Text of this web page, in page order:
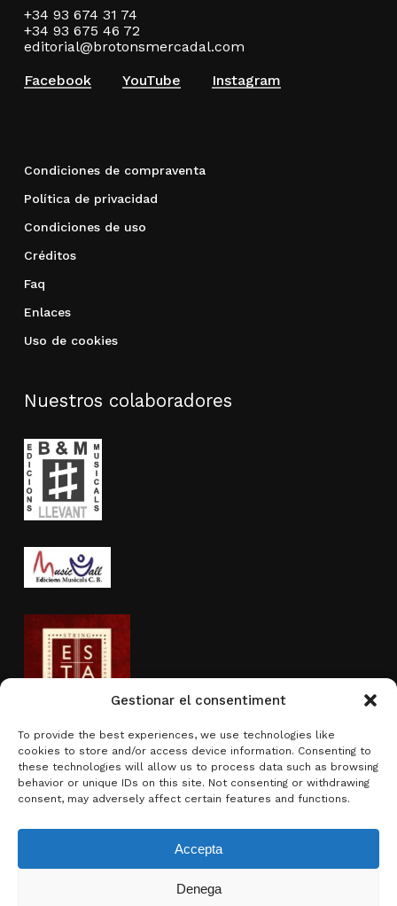
Gestionar el consentiment
To provide the best experiences, we use technologies like
cookies to store and/or access device information. Consenting to
these technologies will allow us to process data such as browsing
behavior or unique IDs on this site. Not consenting or withdrawing
consent, may adversely affect certain features and functions.
Accepta
Denega
+34 93 674 31 74
+34 93 675 46 72
editorial@brotonsmercadal.com
Facebook
YouTube Instagram
Condiciones de compraventa
Política de privacidad
Condiciones de uso
Créditos
Faq
Enlaces
Uso de cookies
Nuestros colaboradores
Actividad subvencionada por